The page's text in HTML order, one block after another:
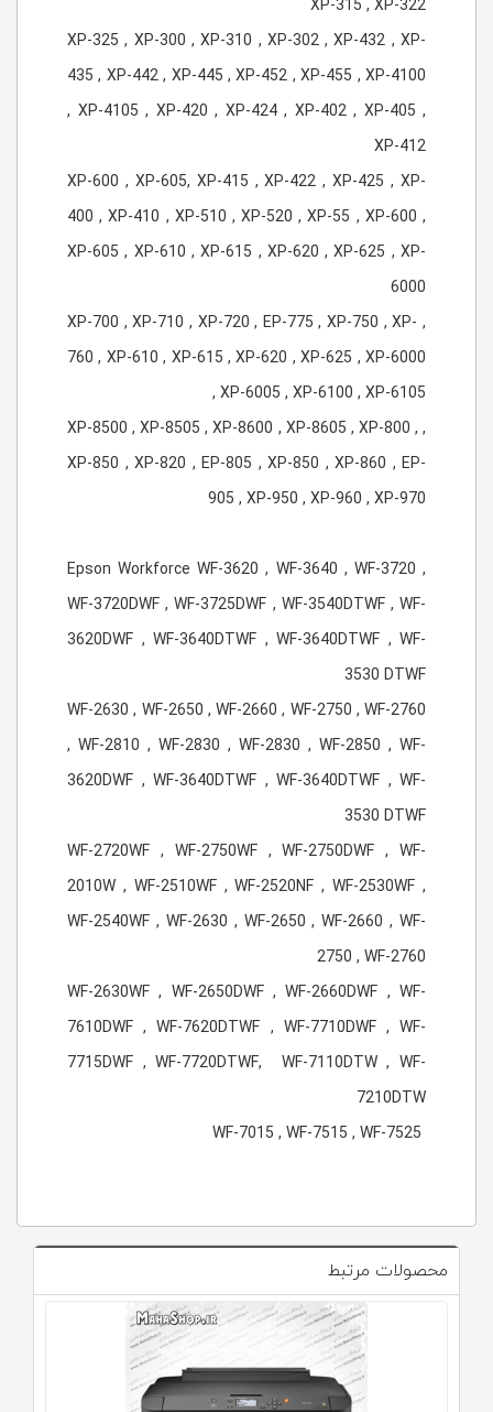
XP-315 , XP-322
XP-325 , XP-300 , XP-310 , XP-302 , XP-432 , XP-
435 , XP-442 , XP-445 , XP-452 , XP-455 , XP-4100
, XP-4105 , XP-420 , XP-424 , XP-402 , XP-405 ,
XP-412
XP-600 , XP-605, XP-415 , XP-422 , XP-425 , XP-
400 , XP-410 , XP-510 , XP-520 , XP-55 , XP-600 ,
XP-605 , XP-610 , XP-615 , XP-620 , XP-625 , XP-
6000
, XP-700 , XP-710 , XP-720 , EP-775 , XP-750 , XP-
760 , XP-610 , XP-615 , XP-620 , XP-625 , XP-6000
, XP-6005 , XP-6100 , XP-6105
, XP-8500 , XP-8505 , XP-8600 , XP-8605 , XP-800 ,
XP-850 , XP-820 , EP-805 , XP-850 , XP-860 , EP-
905 , XP-950 , XP-960 , XP-970
Epson Workforce WF-3620 , WF-3640 , WF-3720 ,
WF-3720DWF , WF-3725DWF , WF-3540DTWF , WF-
3620DWF , WF-3640DTWF , WF-3640DTWF , WF-
3530 DTWF
WF-2630 , WF-2650 , WF-2660 , WF-2750 , WF-2760
, WF-2810 , WF-2830 , WF-2830 , WF-2850 , WF-
3620DWF , WF-3640DTWF , WF-3640DTWF , WF-
3530 DTWF
WF-2720WF , WF-2750WF , WF-2750DWF , WF-
2010W , WF-2510WF , WF-2520NF , WF-2530WF ,
WF-2540WF , WF-2630 , WF-2650 , WF-2660 , WF-
2750 , WF-2760
WF-2630WF , WF-2650DWF , WF-2660DWF , WF-
7610DWF , WF-7620DTWF , WF-7710DWF , WF-
7715DWF , WF-7720DTWF, WF-7110DTW , WF-
7210DTW
محصولات مرتبط